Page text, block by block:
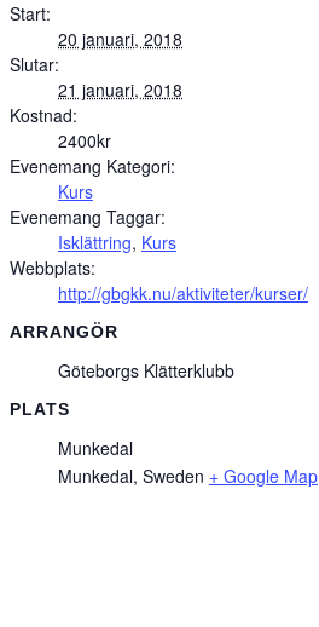
Start:
20 januari, 2018
Slutar:
21 januari, 2018
Kostnad:
2400kr
Evenemang Kategori:
Kurs
Evenemang Taggar:
Isklättring, Kurs
Webbplats:
http://gbgkk.nu/aktiviteter/kurser/
ARRANGÖR
Göteborgs Klätterklubb
PLATS
Munkedal
Munkedal, Sweden + Google Map